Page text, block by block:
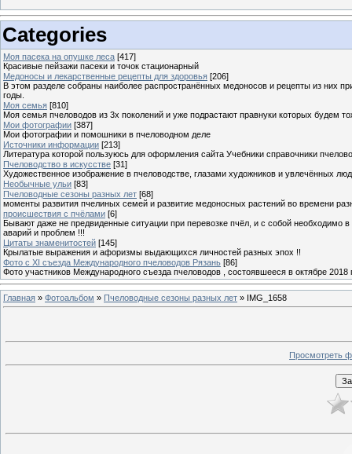
Categories
Моя пасека на опушке леса [417]
Красивые пейзажи пасеки и точок стационарный
Медоносы и лекарственные рецепты для здоровья [206]
В этом разделе собраны наиболее распространённых медоносов и рецепты из них
годы.
Моя семья [810]
Моя семья пчеловодов из 3х поколений и уже подрастают правнуки которых будем
Мои фотографии [387]
Мои фотографии и помошники в пчеловодном деле
Источники информации [213]
Литература которой пользуюсь для оформления сайта Учебники справочники
Пчеловодство в искусстве [31]
Художественное изображение в пчеловодстве, глазами художников и увлечённых
Необычные ульи [83]
Пчеловодные сезоны разных лет [68]
моменты развития пчелиных семей и развитие медоносных растений во времени
происшествия с пчёлами [6]
Бывают даже не предвиденные ситуации при перевозке пчёл, и с собой необходимо
аварий и проблем !!!
Цитаты знаменитостей [145]
Крылатые выражения и афоризмы выдающихся личностей разных эпох !!
Фото с XI съезда Международного пчеловодов Рязань [86]
Фото участников Международного съезда пчеловодов , состоявшееся в октябре 2018
Главная » Фотоальбом » Пчеловодные сезоны разных лет » IMG_1658
Просмотреть